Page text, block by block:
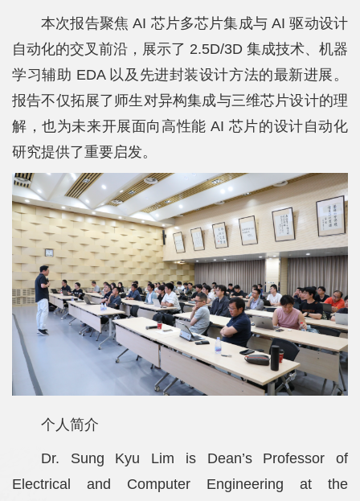
本次报告聚焦 AI 芯片多芯片集成与 AI 驱动设计
自动化的交叉前沿，展示了 2.5D/3D 集成技术、机器
学习辅助 EDA 以及先进封装设计方法的最新进展。
报告不仅拓展了师生对异构集成与三维芯片设计的理
解，也为未来开展面向高性能 AI 芯片的设计自动化
研究提供了重要启发。
个人简介
Dr. Sung Kyu Lim is Dean’s Professor of
Electrical and Computer Engineering at the